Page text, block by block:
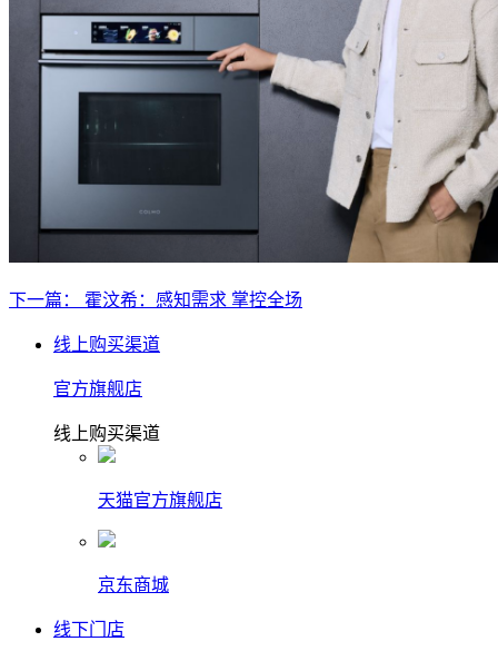
下一篇： 霍汶希：感知需求 掌控全场
线上购买渠道
官方旗舰店
线上购买渠道
天猫官方旗舰店
京东商城
线下门店